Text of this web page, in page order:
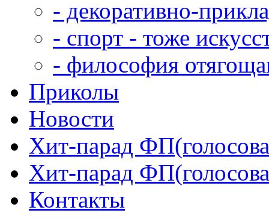
- декоративно-
- спорт - тоже
- философия
Приколы
Новости
Хит-парад
Хит-парад
Контакты